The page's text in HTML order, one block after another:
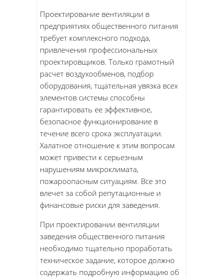
Проектирование вентиляции в
предприятиях общественного питания
требует комплексного подхода,
привлечения профессиональных
проектировщиков. Только грамотный
расчет воздухообменов, подбор
оборудования, тщательная увязка всех
элементов системы способны
гарантировать ее эффективное,
безопасное функционирование в
течение всего срока эксплуатации.
Халатное отношение к этим вопросам
может привести к серьезным
нарушениям микроклимата,
пожароопасным ситуациям. Все это
влечет за собой репутационные и
финансовые риски для заведения.
При проектировании вентиляции
заведения общественного питания
необходимо тщательно проработать
техническое задание, которое должно
содержать подробную информацию об